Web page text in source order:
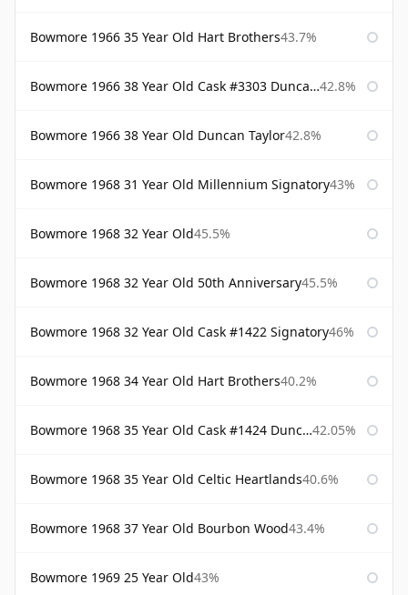
Bowmore 1966 35 Year Old Hart Brothers43.7%
Bowmore 1966 38 Year Old Cask #3303 Duncan Taylor 42.8%
Bowmore 1966 38 Year Old Duncan Taylor42.8%
Bowmore 1968 31 Year Old Millennium Signatory43%
Bowmore 1968 32 Year Old45.5%
Bowmore 1968 32 Year Old 50th Anniversary45.5%
Bowmore 1968 32 Year Old Cask #1422 Signatory46%
Bowmore 1968 34 Year Old Hart Brothers40.2%
Bowmore 1968 35 Year Old Cask #1424 Duncan Taylor 42.05%
Bowmore 1968 35 Year Old Celtic Heartlands40.6%
Bowmore 1968 37 Year Old Bourbon Wood43.4%
Bowmore 1969 25 Year Old43%